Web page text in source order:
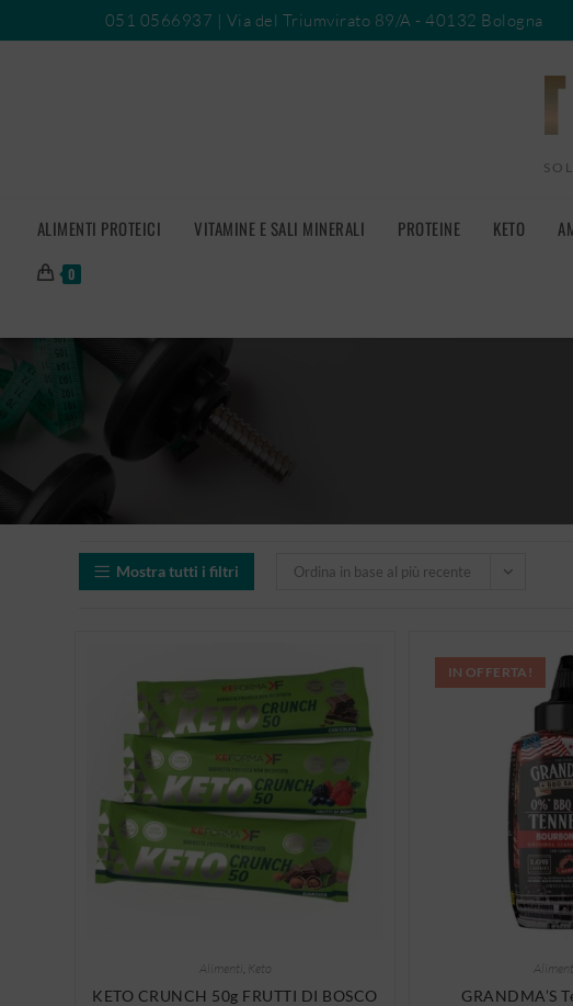
051 0566937 | Via del Triumvirato 89/A - 40132 Bologna
ALIMENTI PROTEICI VITAMINE E SALI MINERALI PROTEINE KETO
0
Mostra tutti i filtri Ordina in base al più recente
Alimenti Keto
KETO CRUNCH 50g FRUTTI DI BOSCO
IN OFFERTA!
Alimenti
GRANDMA’S